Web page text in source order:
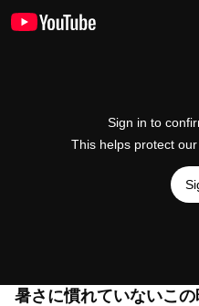
Sign in to
This helps protect our
暑さに慣れていないこ